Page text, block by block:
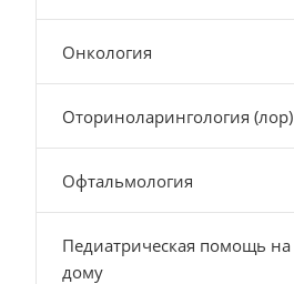
Онкология
Оториноларингология (лор)
Офтальмология
Педиатрическая помощь на
дому